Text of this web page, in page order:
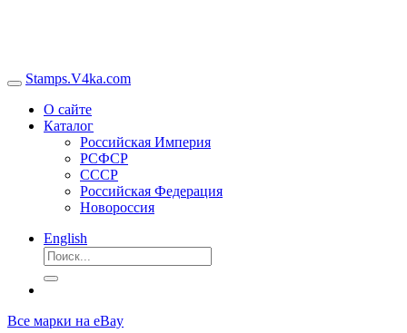
Stamps.V4ka.com
О сайте
Каталог
Российская Империя
РСФСР
СССР
Российская Федерация
Новороссия
English
Все марки на eBay